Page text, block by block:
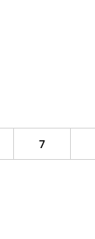
7